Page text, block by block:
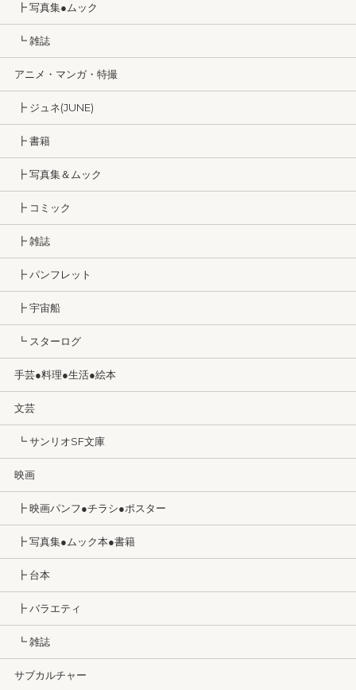
┣ 写真集●ムック
┗ 雑誌
アニメ・マンガ・特撮
┣ ジュネ(JUNE)
┣ 書籍
┣ 写真集＆ムック
┣ コミック
┣ 雑誌
┣ パンフレット
┣ 宇宙船
┗ スターログ
手芸●料理●生活●絵本
文芸
┗ サンリオSF文庫
映画
┣ 映画パンフ●チラシ●ポスター
┣ 写真集●ムック本●書籍
┣ 台本
┣ バラエティ
┗ 雑誌
サブカルチャー